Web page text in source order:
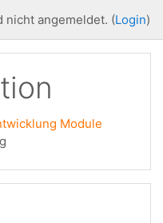
nicht angemeldet. (Login)
Module